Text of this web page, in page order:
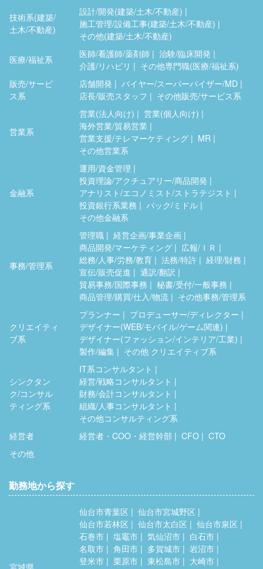
技術系(建築/
土木/不動産)
設計/開発(建築/土木/不動産)
施工管理/設備工事(建築/土木/不動産)
その他(建築/土木/不動産)
医療/福祉系
医師/看護師/薬剤師
治験/臨床開発
介護/リハビリ
その他専門職(医療/福祉系)
販売/サービ
ス系
店舗開発
バイヤー/スーパーバイザー/MD
店長/販売スタッフ
その他販売/サービス系
営業系
営業(法人向け)
営業(個人向け)
海外営業/貿易営業
営業支援/テレマーケティング
MR
その他営業系
金融系
運用/資金管理
投資理論/アクチュアリー/商品開発
アナリスト/エコノミスト/ストラテジスト
投資銀行系業務
バック/ミドル
その他金融系
事務/管理系
管理職
経営企画/事業企画
商品開発/マーケティング
広報/ＩＲ
総務/人事/労務/教育
法務/特許
経理/財務
宣伝/販売促進
通訳/翻訳
貿易事務/国際事務
秘書/受付/一般事務
商品管理/購買/仕入/物流
その他事務/管理系
クリエイティ
ブ系
プランナー
プロデューサー/ディレクター
デザイナー(WEB/モバイル/ゲーム関連)
デザイナー(ファッション/インテリア/工業)
製作/編集
その他 クリエイティブ系
シンクタン
ク/コンサル
ティング系
IT系コンサルタント
経営/戦略コンサルタント
財務/会計コンサルタント
組織/人事コンサルタント
その他コンサルティング系
経営者
経営者・COO・経営幹部 CFO
CTO
その他
勤務地から探す
宮城県
仙台市青葉区
仙台市宮城野区
仙台市若林区
仙台市太白区
仙台市泉区
石巻市
塩竈市 気仙沼市
白石市
名取市
角田市 多賀城市
岩沼市
登米市
栗原市 東松島市
大崎市